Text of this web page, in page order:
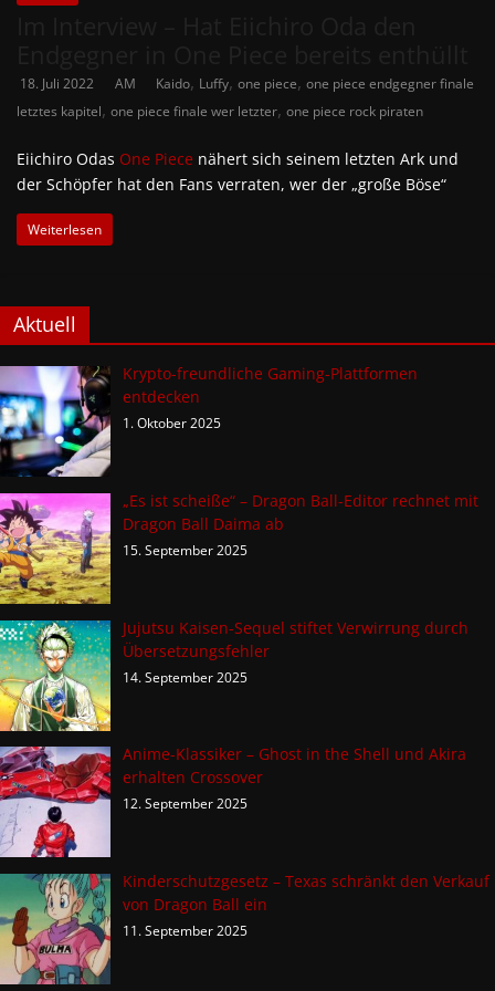
18. Juli 2022 AM Kaido, Luffy, one piece, one piece endgegner finale
letztes kapitel, one piece finale wer letzter, one piece rock piraten
Eiichiro Odas One Piece nähert sich seinem letzten Ark und
der Schöpfer hat den Fans verraten, wer der „große Böse“
Weiterlesen
Aktuell
Krypto-freundliche Gaming-Plattformen
entdecken
1. Oktober 2025
„Es ist scheiße“ – Dragon Ball-Editor rechnet mit
Dragon Ball Daima ab
15. September 2025
Jujutsu Kaisen-Sequel stiftet Verwirrung durch
Übersetzungsfehler
14. September 2025
Anime-Klassiker – Ghost in the Shell und Akira
erhalten Crossover
12. September 2025
Kinderschutzgesetz – Texas schränkt den Verkauf
von Dragon Ball ein
11. September 2025